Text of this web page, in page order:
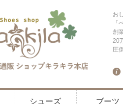
お
「
創
20
圧
シューズ ブーツ